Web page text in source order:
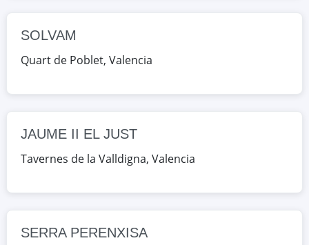
CL CAMÍ DE LA DULA 31, Tavernes
CL CORONA D'ARAGÓ 1, Torrent,
Valencia, España
AV VENTA DEL MORO 1, Utiel,
SOLVAM
Quart de Poblet, Valencia
JAUME II EL JUST
Tavernes de la Valldigna, Valencia
SERRA PERENXISA